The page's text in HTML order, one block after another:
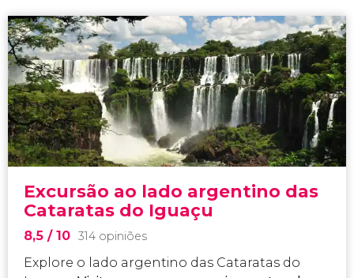
Excursão ao lado argentino das
Cataratas do Iguaçu
8,5 / 10 314 opiniões
Explore o lado argentino das Cataratas do